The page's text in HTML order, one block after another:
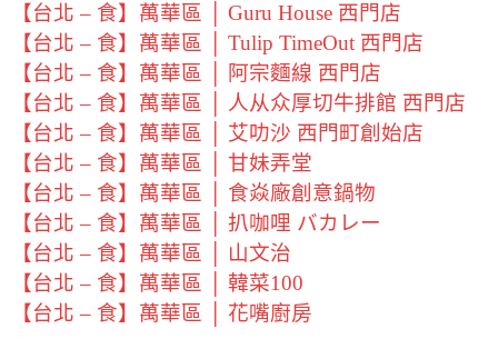
【台北 – 食】萬華區 │ Guru House 西門店
【台北 – 食】萬華區 │ Tulip TimeOut 西門店
【台北 – 食】萬華區 │ 阿宗麵線 西門店
【台北 – 食】萬華區 │ 人从众厚切牛排館 西門店
【台北 – 食】萬華區 │ 艾叻沙 西門町創始店
【台北 – 食】萬華區 │ 甘妹弄堂
【台北 – 食】萬華區 │ 食焱廠創意鍋物
【台北 – 食】萬華區 │ 扒咖哩 バカレー
【台北 – 食】萬華區 │ 山文治
【台北 – 食】萬華區 │ 韓菜100
【台北 – 食】萬華區 │ 花嘴廚房